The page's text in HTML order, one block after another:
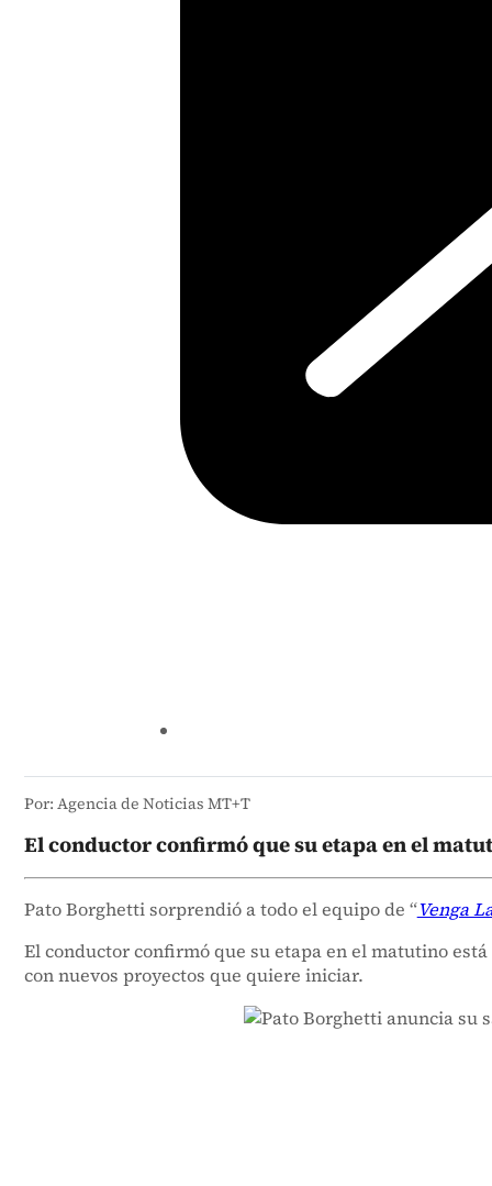
Por: Agencia de Noticias MT+T
El conductor confirmó que su etapa en el
Pato Borghetti sorprendió a todo el equipo de “Venga
El conductor confirmó que su etapa en el matutino
con nuevos proyectos que quiere iniciar.